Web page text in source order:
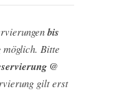
bis
Bitte
@
gilt erst